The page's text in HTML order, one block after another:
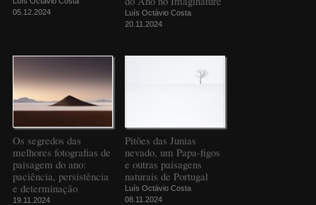
05.12.2024
Luís Octávio Costa
20.11.2024
Os segredos das
melhores fotografias de
paisagem do ano:
paciência, persistência
e determinação
19.11.2024
Pitões das Junias
nevado, um Papa-figos
e outras paisagens
naturais de Portugal
Luís Octávio Costa
08.11.2024